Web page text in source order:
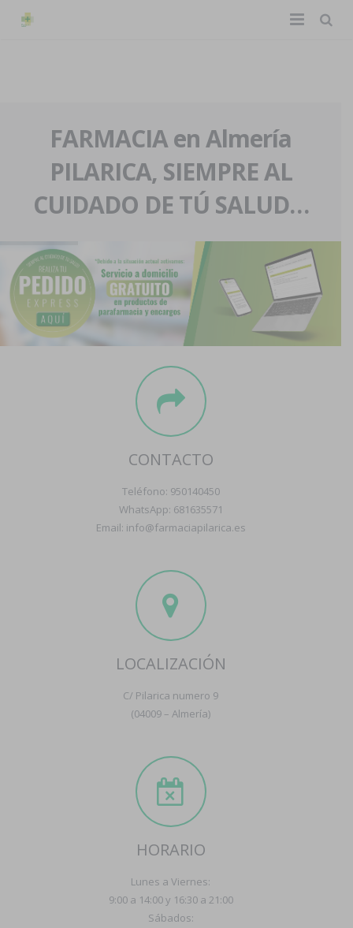
La farmacia
Nuestra historia
Nuestro equipo
Eventos
Servicios y reservas
Pedidos express
Blog
Contacto
Boletín
FARMACIA en Almería
PILARICA, SIEMPRE AL
CUIDADO DE TÚ SALUD…
CONTACTO
Teléfono: 950140450
WhatsApp: 681635571
Email: info@farmaciapilarica.es
LOCALIZACIÓN
C/ Pilarica numero 9
(04009 – Almería)
HORARIO
Lunes a Viernes:
9:00 a 14:00 y 16:30 a 21:00
Sábados: